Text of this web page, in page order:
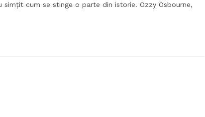
cum se stinge o parte din istorie. Ozzy Osbourne,